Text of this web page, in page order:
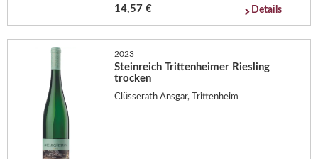
14,57 € Details
2023
Steinreich Trittenheimer Riesling
trocken
Clüsserath Ansgar, Trittenheim